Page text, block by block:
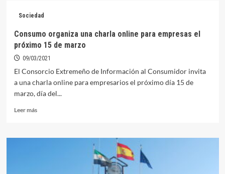
obliga
celebrar
el
día
los
consumidores
de
forma
Sociedad
Consumo organiza una charla online para empresas el
próximo 15 de marzo
09/03/2021
El Consorcio Extremeño de Información al Consumidor invita
a una charla online para empresarios el próximo día 15 de
marzo, día del...
Leer másLeer
Consumo